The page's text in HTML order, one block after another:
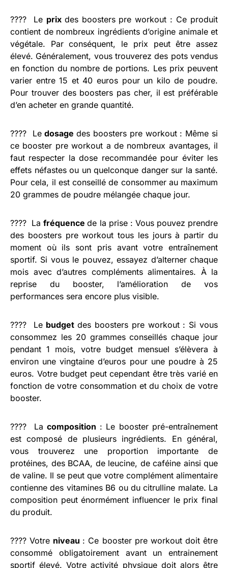
????️ Le prix des boosters pre workout : Ce produit
contient de nombreux ingrédients d’origine animale et
végétale. Par conséquent, le prix peut être assez
élevé. Généralement, vous trouverez des pots vendus
en fonction du nombre de portions. Les prix peuvent
varier entre 15 et 40 euros pour un kilo de poudre.
Pour trouver des boosters pas cher, il est préférable
d’en acheter en grande quantité.
???? Ledosagedes boosters pre workout : Même si
ce booster pre workout a de nombreux avantages, il
faut respecter la dose recommandée pour éviter les
effets néfastes ou un quelconque danger sur la santé.
Pour cela, il est conseillé de consommer au maximum
20 grammes de poudre mélangée chaque jour.
???? Lafréquencede la prise : Vous pouvez prendre
des boosters pre workout tous les jours à partir du
moment où ils sont pris avant votre entraînement
sportif. Si vous le pouvez, essayez d’alterner chaque
mois avec d’autres compléments alimentaires. À la
reprise du booster, l’amélioration de vos
performances sera encore plus visible.
???? Le budgetdes boosters pre workout : Si vous
consommez les 20 grammes conseillés chaque jour
pendant 1 mois, votre budget mensuel s’élèvera à
environ une vingtaine d’euros pour une poudre à 25
euros. Votre budget peut cependant être très varié en
fonction de votre consommation et du choix de votre
booster.
????️ Lacomposition : Le booster pré-entraînement
est composé de plusieurs ingrédients. En général,
vous trouverez une proportion importante de
protéines, des BCAA, de leucine, de caféine ainsi que
de valine. Il se peut que votre complément alimentaire
contienne des vitamines B6 ou du citrulline malate. La
composition peut énormément influencer le prix final
du produit.
????️ Votre niveau : Ce booster pre workout doit être
consommé obligatoirement avant un entrainement
sportif élevé. Votre activité physique doit alors être